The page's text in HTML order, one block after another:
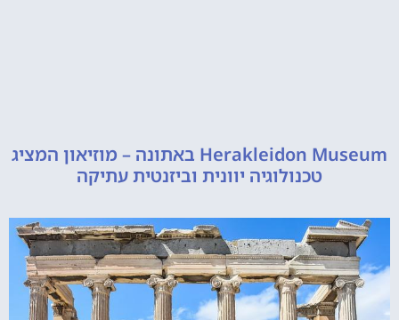
Herakleidon Museum באתונה – מוזיאון המציג
טכנולוגיה יוונית וביזנטית עתיקה